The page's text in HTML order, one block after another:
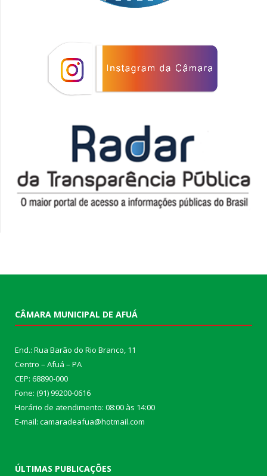
CÂMARA MUNICIPAL DE AFUÁ
End.: Rua Barão do Rio Branco, 11
Centro – Afuá – PA
CEP: 68890-000
Fone: (91) 99200-0616
Horário de atendimento: 08:00 às 14:00
E-mail: camaradeafua@hotmail.com
ÚLTIMAS PUBLICAÇÕES